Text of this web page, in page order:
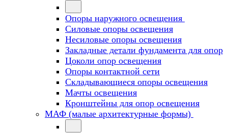
Опоры наружного освещения
Силовые опоры освещения
Несиловые опоры освещения
Закладные детали фундамента для опор
Цоколи опор освещения
Опоры контактной сети
Cкладывающиеся опоры освещения
Мачты освещения
Кронштейны для опор освещения
МАФ (малые архитектурные формы)